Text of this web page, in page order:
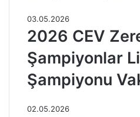
03.05.2026
2026 CEV
Şampiyonlar
Şampiyonu
02.05.2026